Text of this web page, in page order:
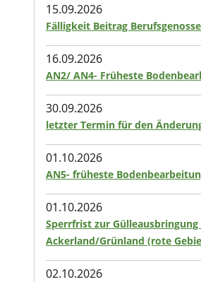
15.09.2026
Fälligkeit Beitrag
16.09.2026
AN2/ AN4- Früheste
30.09.2026
letzter Termin für den
01.10.2026
AN5- früheste
01.10.2026
Sperrfrist zur Gülleausbringung
Ackerland/Grünland (rote
02.10.2026